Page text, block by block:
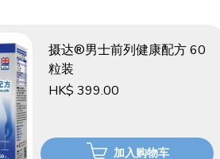
摄达®男士前列健康配方 60
粒装
HK$ 399.00
加入购物车